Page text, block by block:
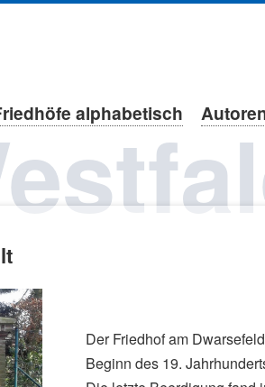
alphabetisch
Der Friedhof am
Beginn des 19.